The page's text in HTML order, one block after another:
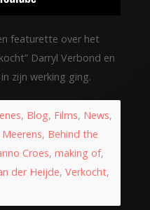
featurette over het
Darryl Verbond en
zijn werking ging.
, Blog, Films, News,
, Behind the
Croes, making of,
der Heijde, Verkocht,